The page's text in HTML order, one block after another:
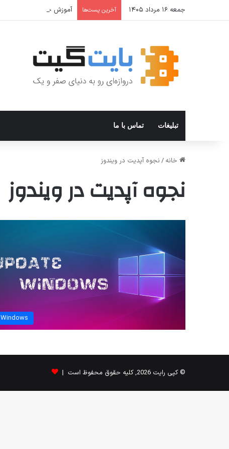
جمعه ۱۶ مرداد ۱۴۰۵ آخرین پست‌ها آموزش جامع Cron Job در Hermes Agent؛ قابلیت زمان‌بندی خودکار وظایف
تبلیغات تماس با ما
خانه / نجوه آپدیت در ویندوز
نجوه آپدیت در ویندوز
Windows
© کپی رایت 2026, کلیه حقوق محفوظ است |